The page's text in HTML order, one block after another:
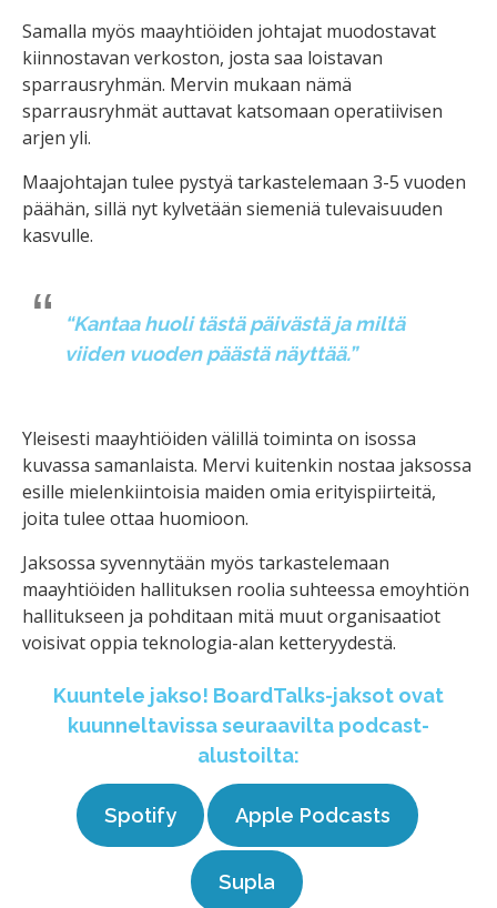
Samalla myös maayhtiöiden johtajat muodostavat
kiinnostavan verkoston, josta saa loistavan
sparrausryhmän. Mervin mukaan nämä
sparrausryhmät auttavat katsomaan operatiivisen
arjen yli.
Maajohtajan tulee pystyä tarkastelemaan 3-5 vuoden
päähän, sillä nyt kylvetään siemeniä tulevaisuuden
kasvulle.
“Kantaa huoli tästä päivästä ja miltä
viiden vuoden päästä näyttää.”
Yleisesti maayhtiöiden välillä toiminta on isossa
kuvassa samanlaista. Mervi kuitenkin nostaa jaksossa
esille mielenkiintoisia maiden omia erityispiirteitä,
joita tulee ottaa huomioon.
Jaksossa syvennytään myös tarkastelemaan
maayhtiöiden hallituksen roolia suhteessa emoyhtiön
hallitukseen ja pohditaan mitä muut organisaatiot
voisivat oppia teknologia-alan ketteryydestä.
Kuuntele jakso! BoardTalks-jaksot ovat
kuunneltavissa seuraavilta podcast-
alustoilta:
Spotify Apple Podcasts
Supla